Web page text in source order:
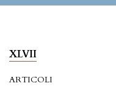
XLVII
ARTICOLI